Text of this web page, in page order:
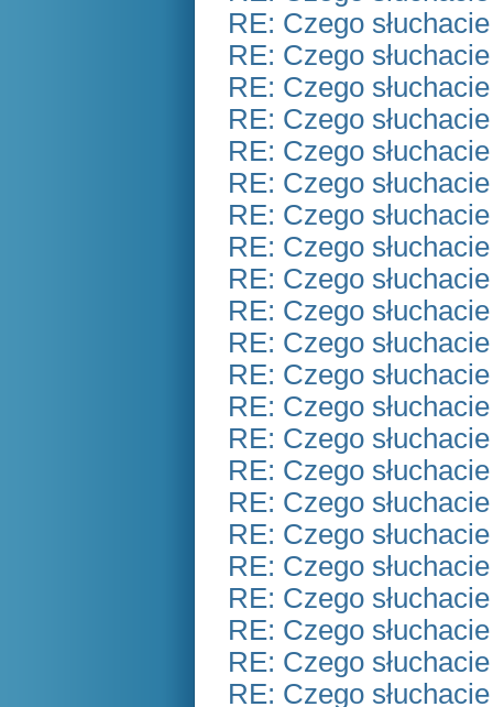
RE: Czego
RE: Czego
RE: Czego
RE: Czego
RE: Czego
RE: Czego
RE: Czego
RE: Czego
RE: Czego
RE: Czego
RE: Czego
RE: Czego
RE: Czego
RE: Czego
RE: Czego
RE: Czego
RE: Czego
RE: Czego
RE: Czego
RE: Czego
RE: Czego
RE: Czego